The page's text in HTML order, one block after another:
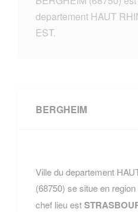
departement HAUT
EST.
BERGHEIM
Ville du departement
(68750) se situe en region
chef lieu est